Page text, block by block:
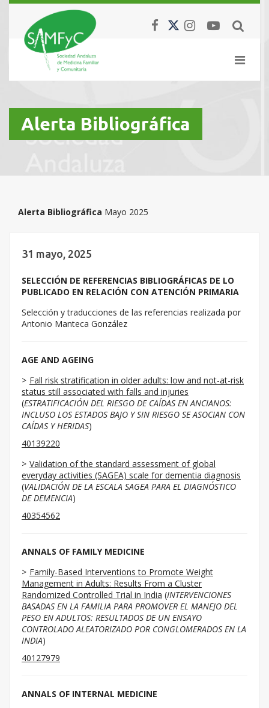
Alerta Bibliográfica
Alerta Bibliográfica Mayo 2025
31 mayo, 2025
SELECCIÓN DE REFERENCIAS BIBLIOGRÁFICAS DE LO
PUBLICADO EN RELACIÓN CON ATENCIÓN PRIMARIA
Selección y traducciones de las referencias realizada por
Antonio Manteca González
AGE AND AGEING
Fall risk stratification in older adults: low and not-at-risk
status still associated with falls and injuries
(ESTRATIFICACIÓN DEL RIESGO DE CAÍDAS EN ANCIANOS:
INCLUSO LOS ESTADOS BAJO Y SIN RIESGO SE ASOCIAN CON
CAÍDAS Y HERIDAS)
40139220
Validation of the standard assessment of global
everyday activities (SAGEA) scale for dementia diagnosis
(VALIDACIÓN DE LA ESCALA SAGEA PARA EL DIAGNÓSTICO
DE DEMENCIA)
40354562
ANNALS OF FAMILY MEDICINE
Family-Based Interventions to Promote Weight
Management in Adults: Results From a Cluster
Randomized Controlled Trial in India (INTERVENCIONES
BASADAS EN LA FAMILIA PARA PROMOVER EL MANEJO DEL
PESO EN ADULTOS: RESULTADOS DE UN ENSAYO
CONTROLADO ALEATORIZADO POR CONGLOMERADOS EN LA
INDIA)
40127979
ANNALS OF INTERNAL MEDICINE